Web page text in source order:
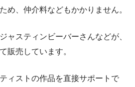
め、仲介料などもかかりません。
ャスティンビーバーさんなどが、
販売しています。
ィストの作品を直接サポートで